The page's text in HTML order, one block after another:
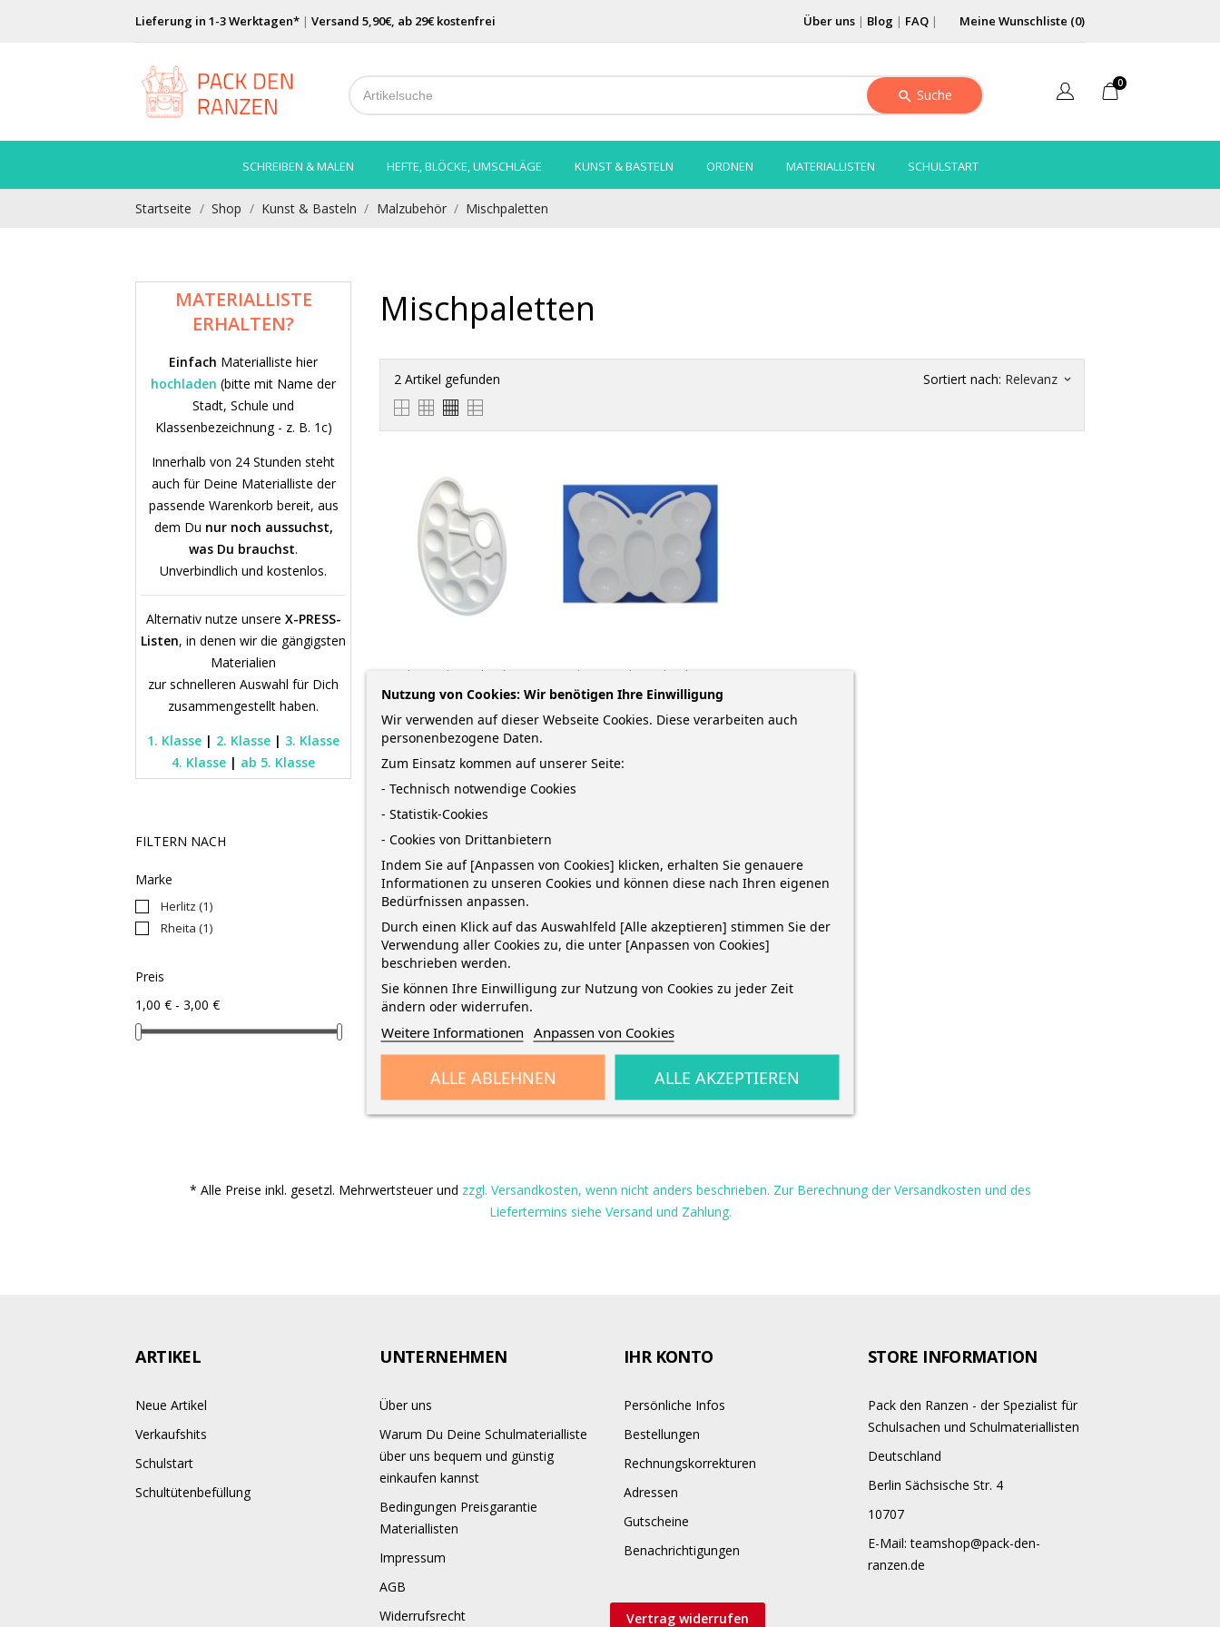
Lieferung in 1-3 Werktagen* |Versand 5,90€, ab 29€ kostenfrei Über uns| Blog | FAQ| Meine Wunschliste (0)
Suche
0
SCHREIBEN & MALEN HEFTE, BLÖCKE, UMSCHLÄGE KUNST & BASTELN ORDNEN MATERIALLISTEN SCHULSTART
Startseite Shop Kunst & Basteln Malzubehör Mischpaletten
MATERIALLISTE
ERHALTEN?
Einfach Materialliste hier
hochladen(bitte mit Name der
Stadt, Schule und
Klassenbezeichnung - z. B. 1c)
Innerhalb von 24 Stunden steht
auch für Deine Materialliste der
passende Warenkorb bereit, aus
dem Du nur noch aussuchst,
was Du brauchst.
Unverbindlich und kostenlos.
Alternativ nutze unsere X-PRESS-
Listen, in denen wir die gängigsten
Materialien
zur schnelleren Auswahl für Dich
zusammengestellt haben.
1. Klasse | 2. Klasse | 3. Klasse
4. Klasse | ab 5. Klasse
FILTERN NACH
Marke
Herlitz(1)
Rheita(1)
Preis
1,00 € - 3,00 €
Mischpaletten
2 Artikel gefunden Sortiert nach: Relevanz keyboard_arrow_down
Herlitz Farbmischpalette
Mit Griffloch
Farbmischpalette aus
Kunststoff mit 10 Mulden
und Griffloch
Preis
1,72 € *
–
IN DEN WARENKORB
Rheita Farbmischpalette
Butterfly
Farbmischpalette aus
Schmetterlingsform
–
* Alle Preise inkl. gesetzl. Mehrwertsteuer und zzgl. Versandkosten, wenn nicht anders beschrieben. Zur Berechnung der Versandkosten und des
Liefertermins siehe Versand und Zahlung.
ARTIKEL
Neue Artikel
Verkaufshits
Schulstart
Schultütenbefüllung
UNTERNEHMEN
Über uns
Warum Du Deine Schulmaterialliste
über uns bequem und günstig
einkaufen kannst
Bedingungen Preisgarantie
Materiallisten
Impressum
AGB
Widerrufsrecht
IHR KONTO
Persönliche Infos
Bestellungen
Rechnungskorrekturen
Adressen
Gutscheine
Benachrichtigungen
STORE INFORMATION
Pack den Ranzen - der Spezialist für
Schulsachen und Schulmateriallisten
Deutschland
Berlin Sächsische Str. 4
10707
E-Mail: teamshop@pack-den-
ranzen.de
Nutzung von Cookies: Wir benötigen Ihre Einwilligung
Wir verwenden auf dieser Webseite Cookies. Diese verarbeiten auch
personenbezogene Daten.
Zum Einsatz kommen auf unserer Seite:
- Technisch notwendige Cookies
- Statistik-Cookies
- Cookies von Drittanbietern
Indem Sie auf [Anpassen von Cookies] klicken, erhalten Sie genauere
Informationen zu unseren Cookies und können diese nach Ihren eigenen
Bedürfnissen anpassen.
Durch einen Klick auf das Auswahlfeld [Alle akzeptieren] stimmen Sie der
Verwendung aller Cookies zu, die unter [Anpassen von Cookies]
beschrieben werden.
Sie können Ihre Einwilligung zur Nutzung von Cookies zu jeder Zeit
ändern oder widerrufen.
Weitere Informationen Anpassen von Cookies
ALLE ABLEHNEN ALLE AKZEPTIEREN
Vertrag widerrufen